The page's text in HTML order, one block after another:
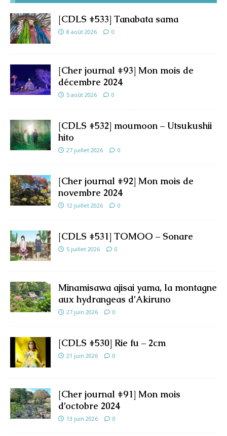
[CDLS #533] Tanabata sama
8 août 2026 0
[Cher journal #93] Mon mois de
décembre 2024
5 août 2026 0
[CDLS #532] moumoon – Utsukushii
hito
27 juillet 2026 0
[Cher journal #92] Mon mois de
novembre 2024
12 juillet 2026 0
[CDLS #531] TOMOO – Sonare
5 juillet 2026 0
Minamisawa ajisai yama, la montagne
aux hydrangeas d’Akiruno
27 juin 2026 0
[CDLS #530] Rie fu – 2cm
21 juin 2026 0
[Cher journal #91] Mon mois
d’octobre 2024
13 juin 2026 0